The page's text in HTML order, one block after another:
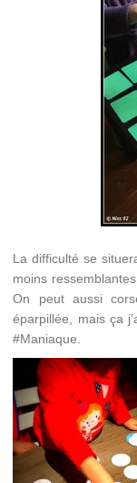
La difficulté se
moins
On peut aussi
éparpillée, mais ça
#Maniaque.